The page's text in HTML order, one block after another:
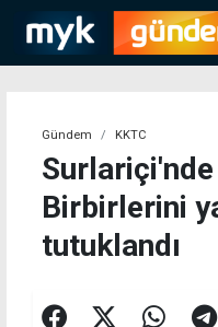
Gündem KKTC
Surlariçi'nde
Birbirlerini
tutuklandı